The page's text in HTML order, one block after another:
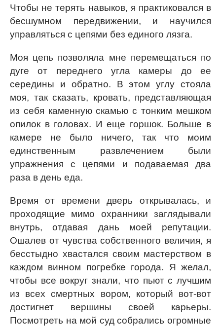
Чтобы не терять навыков, я практиковался в
бесшумном передвижении, и научился
управляться с цепями без единого лязга.
Моя цепь позволяла мне перемещаться по
дуге от переднего угла камеры до ее
середины и обратно. В этом углу стояла
моя, так сказать, кровать, представляющая
из себя каменную скамью с тонким мешком
опилок в головах. И еще горшок. Больше в
камере не было ничего, так что моим
единственным развлечением были
упражнения с цепями и подаваемая два
раза в день еда.
Время от времени дверь открывалась, и
проходящие мимо охранники заглядывали
внутрь, отдавая дань моей репутации.
Ошалев от чувства собственного величия, я
бесстыдно хвастался своим мастерством в
каждом винном погребке города. Я желал,
чтобы все вокруг знали, что пьют с лучшим
из всех смертных вором, который вот-вот
достигнет вершины своей карьеры.
Посмотреть на мой суд собрались огромные